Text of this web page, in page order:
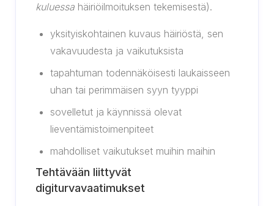
kuluessa häiriöilmoituksen tekemisestä).
yksityiskohtainen kuvaus häiriöstä, sen
vakavuudesta ja vaikutuksista
tapahtuman todennäköisesti laukaisseen
uhan tai perimmäisen syyn tyyppi
sovelletut ja käynnissä olevat
lieventämistoimenpiteet
mahdolliset vaikutukset muihin maihin
Tehtävään liittyvät
digiturvavaatimukset